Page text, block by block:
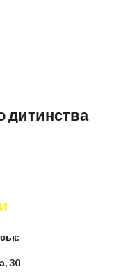
дитинства
30